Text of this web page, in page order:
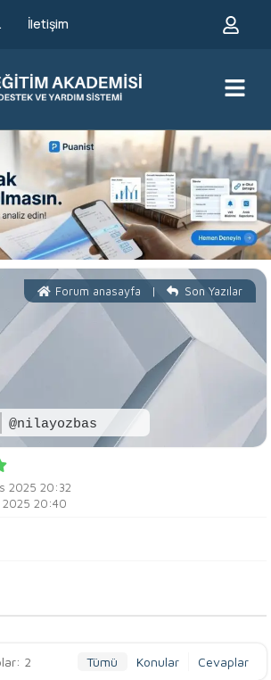
İletişim
@nilayozbas
Forum anasayfa | Son Yazılar
2025 20:32
2025 20:40
2 Tümü Konular Cevaplar